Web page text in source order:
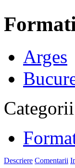
Arges
Descriere Comentarii